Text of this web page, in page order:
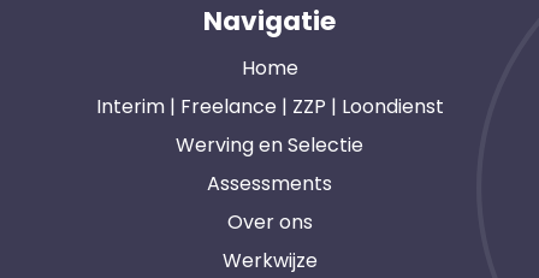
Navigatie
Home
Interim | Freelance | ZZP | Loondienst
Werving en Selectie
Assessments
Over ons
Werkwijze